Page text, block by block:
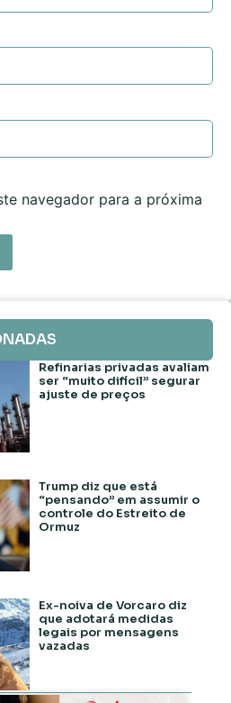
navegador para a próxima
Refinarias privadas avaliam
ser “muito difícil” segurar
ajuste de preços
Trump diz que está
“pensando” em assumir o
controle do Estreito de
Ormuz
Ex-noiva de Vorcaro diz
que adotará medidas
legais por mensagens
vazadas